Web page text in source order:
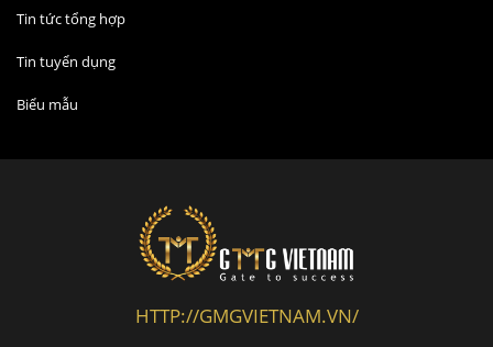
Tin tức tổng hợp
Tin tuyển dụng
Biểu mẫu
HTTP://GMGVIETNAM.VN/